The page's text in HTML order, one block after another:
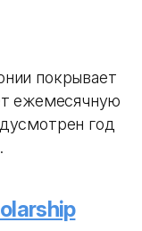
покрывает
ежемесячную
год